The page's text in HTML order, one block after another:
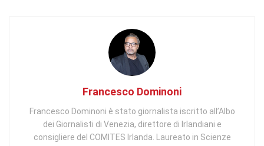
Francesco Dominoni
Francesco Dominoni è stato giornalista iscritto all’Albo
dei Giornalisti di Venezia, direttore di Irlandiani e
consigliere del COMITES Irlanda. Laureato in Scienze